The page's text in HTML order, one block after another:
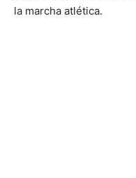
la marcha atlética.